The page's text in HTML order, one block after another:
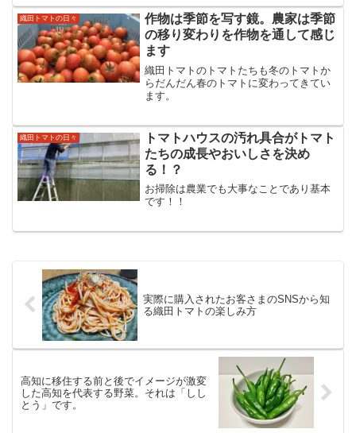
織田トマトの日々
作物は季節を写す鏡。農家は季節
の移り変わりを作物を通して感じ
ます
織田トマトのトマトたちも冬のトマトか
らだんだん春のトマトに変わってきてい
ます。
織田トマトの日々
トマトハウスの汚れ具合がトマト
たちの成長やおいしさを決め
る！？
お掃除は農業でも大事なことであり基本
です！！
実際に購入されたお客さまのSNSから知
る織田トマトの楽しみ方
高知に移住する前と後でイメージが激変
した高知を代表する野菜。それは「しし
とう」です。